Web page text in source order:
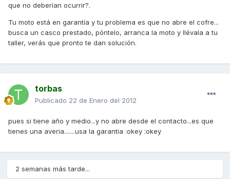
que no deberían ocurrir?.
Tu moto está en garantía y tu problema es que no abre el cofre...
busca un casco prestado, póntelo, arranca la moto y llévala a tu
taller, verás que pronto te dan solución.
torbas
Publicado 22 de Enero del 2012
pues si tiene año y medio...y no abre desde el contacto...es que
tienes una averia.......usa la garantia :okey :okey
2 semanas más tarde...